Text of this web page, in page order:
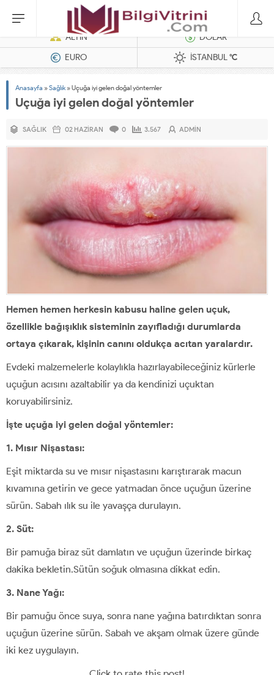
Dizel Jeneratörler
ALTIN
DOLAR
EURO
İSTANBUL°C
Anasayfa »Sağlık »Uçuğa iyi gelen doğal yöntemler
Uçuğa iyi gelen doğal yöntemler
SAĞLIK 02 HAZIRAN 0 3.567 ADMIN
Hemen hemen herkesin kabusu haline gelen uçuk,
özellikle bağışıklık sisteminin zayıfladığı durumlarda
ortaya çıkarak, kişinin canını oldukça acıtan yaralardır.
Evdeki malzemelerle kolaylıkla hazırlayabileceğiniz kürlerle
uçuğun acısını azaltabilir ya da kendinizi uçuktan
koruyabilirsiniz.
İşte uçuğa iyi gelen doğal yöntemler:
1. Mısır Nişastası:
Eşit miktarda su ve mısır nişastasını karıştırarak macun
kıvamına getirin ve gece yatmadan önce uçuğun üzerine
sürün. Sabah ılık su ile yavaşça durulayın.
2. Süt:
Bir pamuğa biraz süt damlatın ve uçuğun üzerinde birkaç
dakika bekletin.Sütün soğuk olmasına dikkat edin.
3. Nane Yağı:
Bir pamuğu önce suya, sonra nane yağına batırdıktan sonra
uçuğun üzerine sürün. Sabah ve akşam olmak üzere günde
iki kez uygulayın.